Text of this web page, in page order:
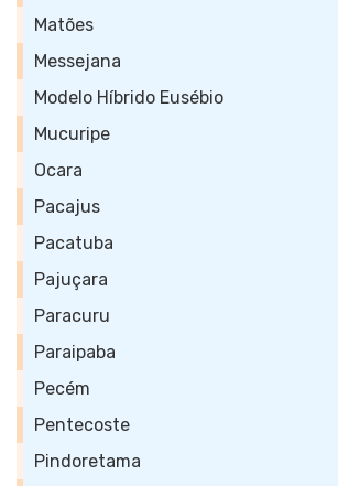
Matões
Messejana
Modelo Híbrido Eusébio
Mucuripe
Ocara
Pacajus
Pacatuba
Pajuçara
Paracuru
Paraipaba
Pecém
Pentecoste
Pindoretama